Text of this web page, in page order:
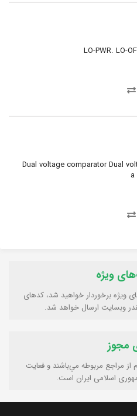
LO-PWR. LO-
Dual voltage comparator Dual
ویژه
ویژه برخوردار خواهید شد، کدهای
وبسایت ارسال خواهد شد.
مجوز
از مراجع مربوطه مي‌باشند و فعایت
اسلامی ايران است.